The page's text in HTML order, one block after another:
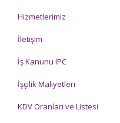
Hizmetlerimiz
İletişim
İş Kanunu IPC
İşçilik Maliyetleri
KDV Oranları ve Listesi